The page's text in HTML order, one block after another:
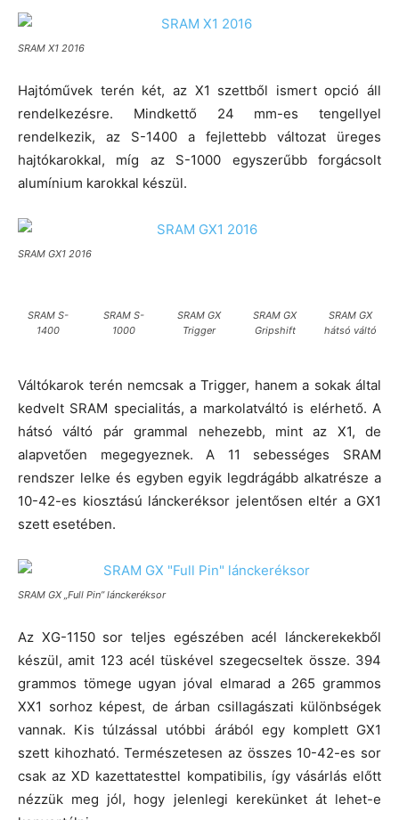
SRAM X1 2016
Hajtóművek terén két, az X1 szettből ismert opció áll
rendelkezésre. Mindkettő 24 mm-es tengellyel
rendelkezik, az S-1400 a fejlettebb változat üreges
hajtókarokkal, míg az S-1000 egyszerűbb forgácsolt
alumínium karokkal készül.
SRAM GX1 2016
SRAM S-
1400
SRAM S-
1000
SRAM GX
Trigger
SRAM GX
Gripshift
SRAM GX
hátsó váltó
Váltókarok terén nemcsak a Trigger, hanem a sokak által
kedvelt SRAM specialitás, a markolatváltó is elérhető. A
hátsó váltó pár grammal nehezebb, mint az X1, de
alapvetően megegyeznek. A 11 sebességes SRAM
rendszer lelke és egyben egyik legdrágább alkatrésze a
10-42-es kiosztású lánckeréksor jelentősen eltér a GX1
szett esetében.
SRAM GX „Full Pin” lánckeréksor
Az XG-1150 sor teljes egészében acél lánckerekekből
készül, amit 123 acél tüskével szegecseltek össze. 394
grammos tömege ugyan jóval elmarad a 265 grammos
XX1 sorhoz képest, de árban csillagászati különbségek
vannak. Kis túlzással utóbbi árából egy komplett GX1
szett kihozható. Természetesen az összes 10-42-es sor
csak az XD kazettatesttel kompatibilis, így vásárlás előtt
nézzük meg jól, hogy jelenlegi kerekünket át lehet-e